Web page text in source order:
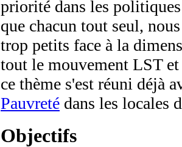
priorité dans les
que chacun tout seul,
trop petits face à la
tout le mouvement LST
ce thème s'est réuni déjà
Pauvreté dans les locales
Objectifs